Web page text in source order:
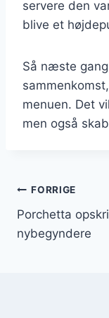
servere den
blive et
Så næste
menuen. Det
men også
FORRIGE
Porchetta
nybegyndere